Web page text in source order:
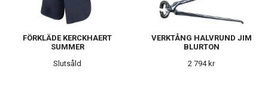
FÖRKLÄDE KERCKHAERT
SUMMER
Slutsåld
VERKTÅNG HALVRUND JIM
BLURTON
2 794 kr